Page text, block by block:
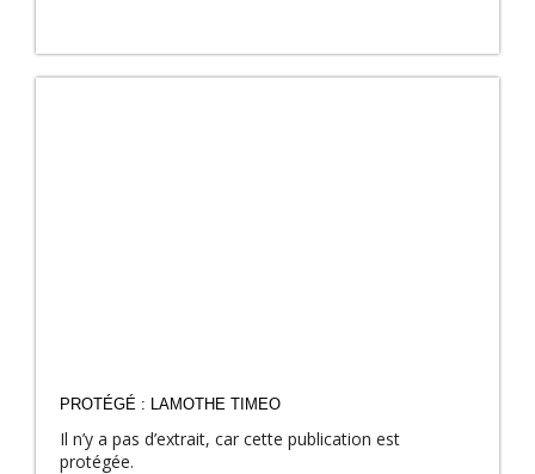
PROTÉGÉ : LAMOTHE TIMEO
Il n’y a pas d’extrait, car cette publication est
protégée.